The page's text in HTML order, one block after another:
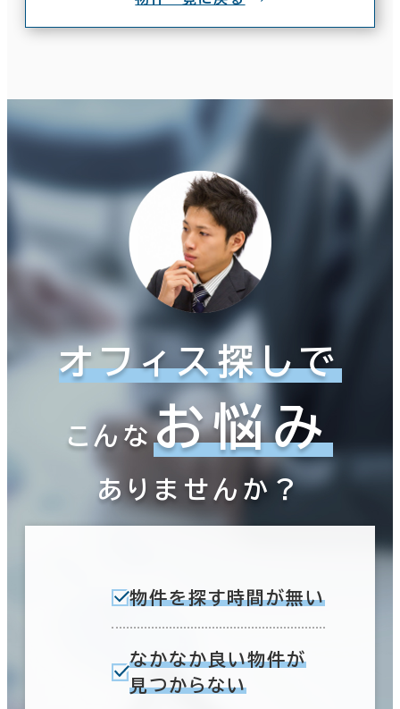
オフィス探しで
こんなお悩み
ありませんか？
物件を探す時間が無い
なかなか良い物件が
見つからない